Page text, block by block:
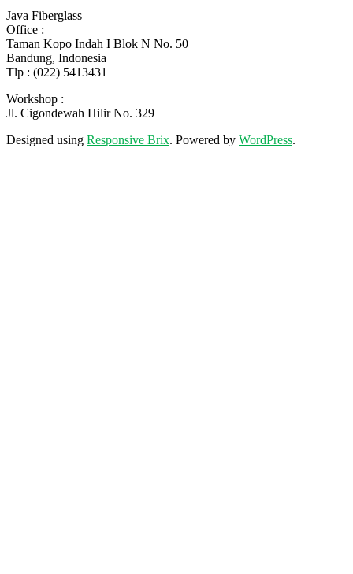
Java Fiberglass
Office :
Taman Kopo Indah I Blok N No. 50
Bandung, Indonesia
Tlp : (022) 5413431
Workshop :
Jl. Cigondewah Hilir No. 329
Designed using Responsive Brix. Powered by WordPress.